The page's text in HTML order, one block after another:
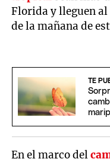
Florida y lleguen
de la mañana de
TE
En el marco del